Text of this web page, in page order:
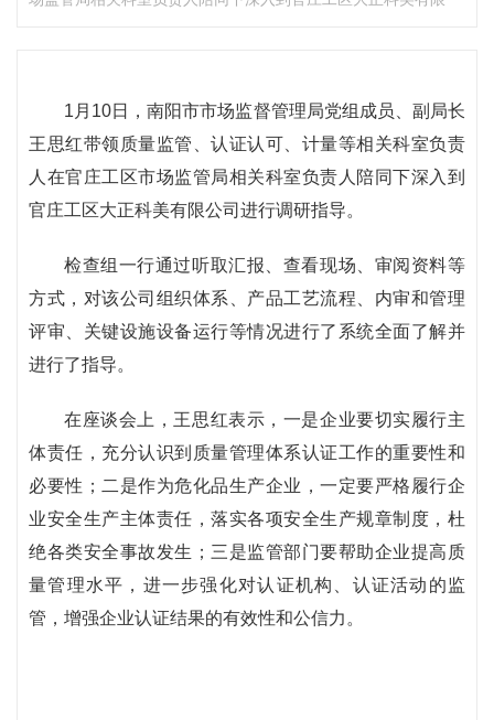
1月10日，南阳市市场监督管理局党组成员、副局长
王思红带领质量监管、认证认可、计量等相关科室负责
人在官庄工区市场监管局相关科室负责人陪同下深入到
官庄工区大正科美有限公司进行调研指导。
检查组一行通过听取汇报、查看现场、审阅资料等
方式，对该公司组织体系、产品工艺流程、内审和管理
评审、关键设施设备运行等情况进行了系统全面了解并
进行了指导。
在座谈会上，王思红表示，一是企业要切实履行主
体责任，充分认识到质量管理体系认证工作的重要性和
必要性；二是作为危化品生产企业，一定要严格履行企
业安全生产主体责任，落实各项安全生产规章制度，杜
绝各类安全事故发生；三是监管部门要帮助企业提高质
量管理水平，进一步强化对认证机构、认证活动的监
管，增强企业认证结果的有效性和公信力。